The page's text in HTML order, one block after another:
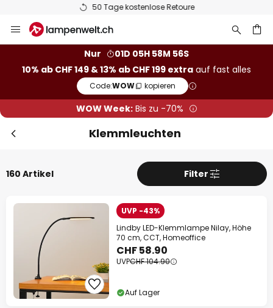
50 Tage kostenlose Retoure
Inhalt
Nur
01D 05H 58M 55S
10% ab CHF 149 & 13% ab CHF 199 extra auf fast alles
Code:WOW kopieren
WOW Week:Bis zu -70%
Klemmleuchten
160 Artikel Filter
UVP -43%
Lindby LED-Klemmlampe Nilay, Höhe
70 cm, CCT, Homeoffice
CHF 58.90
UVPCHF 104.90
Auf Lager
Extra Rabatt
10% Rabattab CHF 149
13% Rabattab CHF 199
auf fast alles*
Ihr Code:WOW kopieren
Jetzt einlösen
*Ausgenommene Hersteller